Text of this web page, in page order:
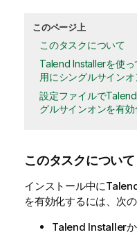
このページ上
このタスクについて
Talend Installerを使
用にシングルサイン
設定ファイルで
グルサインオンを有効
このタスクについて
インストール中に
を有効化するには、次
Talend Installer